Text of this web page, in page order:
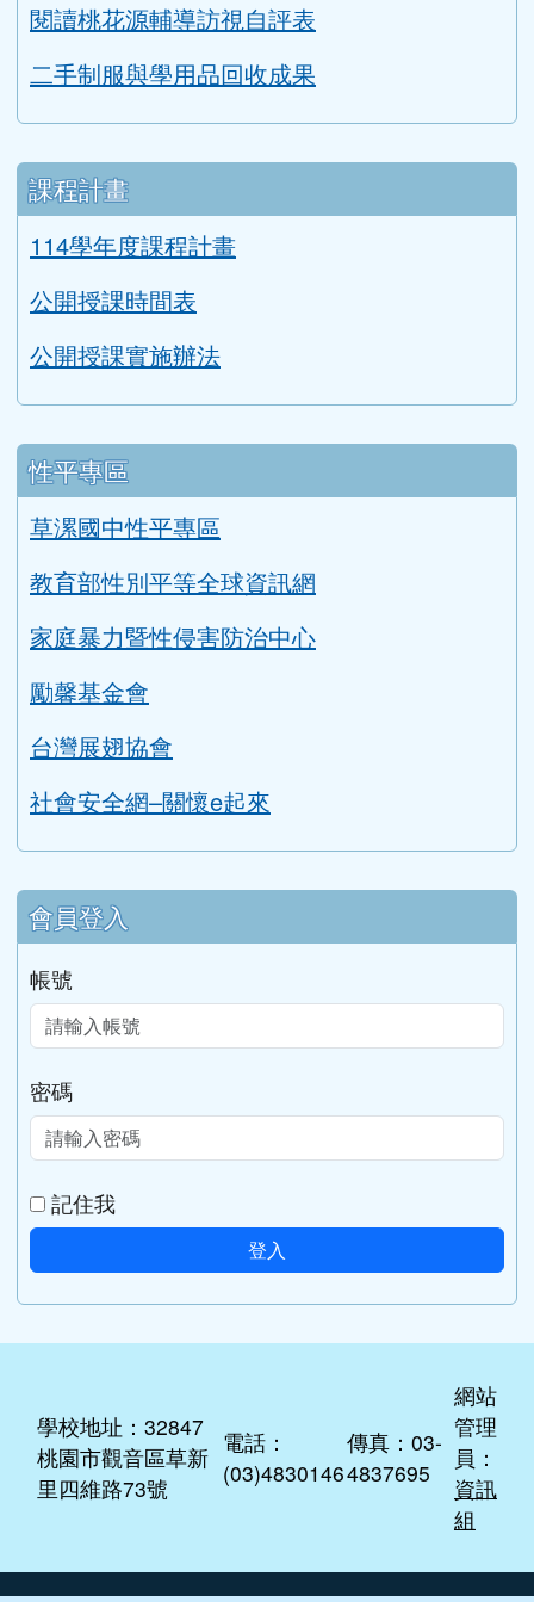
閱讀桃花源輔導訪視自評表
二手制服與學用品回收成果
課程計畫
114學年度課程計畫
公開授課時間表
公開授課實施辦法
性平專區
草漯國中性平專區
教育部性別平等全球資訊網
家庭暴力暨性侵害防治中心
勵馨基金會
台灣展翅協會
社會安全網–關懷e起來
會員登入
帳號
密碼
記住我
登入
學校地址：32847
桃園市觀音區草新
里四維路73號
電話：
(03)4830146
傳真：03-
4837695
網站
管理
員：
資訊
組